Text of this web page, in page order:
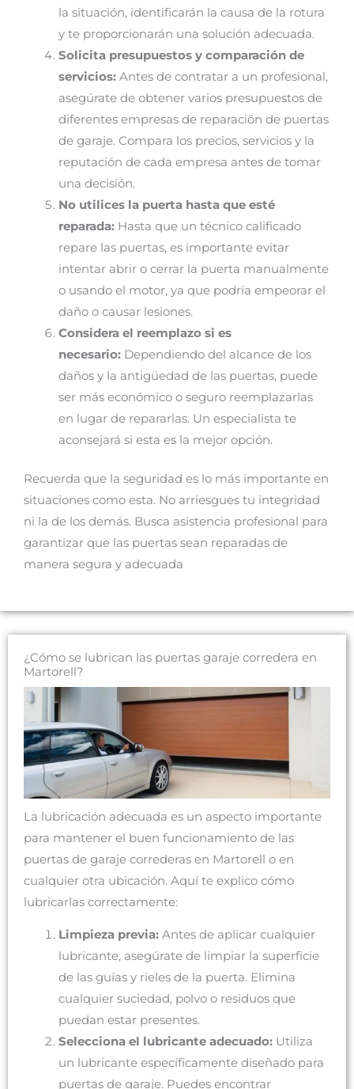
la situación, identificarán la causa de la rotura
y te proporcionarán una solución adecuada.
Solicita presupuestos y comparación de
servicios:Antes de contratar a un profesional,
asegúrate de obtener varios presupuestos de
diferentes empresas de reparación de puertas
de garaje. Compara los precios, servicios y la
reputación de cada empresa antes de tomar
una decisión.
No utilices la puerta hasta que esté
reparada:Hasta que un técnico calificado
repare las puertas, es importante evitar
intentar abrir o cerrar la puerta manualmente
o usando el motor, ya que podría empeorar el
daño o causar lesiones.
Considera el reemplazo si es
necesario:Dependiendo del alcance de los
daños y la antigüedad de las puertas, puede
ser más económico o seguro reemplazarlas
en lugar de repararlas. Un especialista te
aconsejará si esta es la mejor opción.
Recuerda que la seguridad es lo más importante en
situaciones como esta. No arriesgues tu integridad
ni la de los demás. Busca asistencia profesional para
garantizar que las puertas sean reparadas de
manera segura y adecuada
¿Cómo se lubrican las puertas garaje corredera en
Martorell?
La lubricación adecuada es un aspecto importante
para mantener el buen funcionamiento de las
puertas de garaje correderas en Martorell o en
cualquier otra ubicación. Aquí te explico cómo
lubricarlas correctamente:
Limpieza previa:Antes de aplicar cualquier
lubricante, asegúrate de limpiar la superficie
de las guías y rieles de la puerta. Elimina
cualquier suciedad, polvo o residuos que
puedan estar presentes.
Selecciona el lubricante adecuado:Utiliza
un lubricante específicamente diseñado para
puertas de garaje. Puedes encontrar